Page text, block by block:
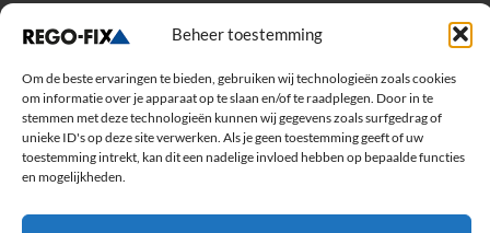
Beheer toestemming
Om de beste ervaringen te bieden, gebruiken wij technologieën zoals cookies
om informatie over je apparaat op te slaan en/of te raadplegen. Door in te
stemmen met deze technologieën kunnen wij gegevens zoals surfgedrag of
unieke ID's op deze site verwerken. Als je geen toestemming geeft of uw
toestemming intrekt, kan dit een nadelige invloed hebben op bepaalde functies
en mogelijkheden.
dixiholland@dixi.com
www.dixipolytool.com
Volg ons op Youtube
Volg ons op Linkedin